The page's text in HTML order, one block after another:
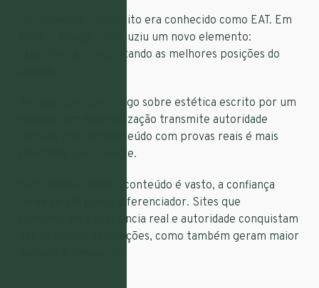
Inicialmente, o conceito era conhecido como EAT. Em
2022, o Google introduziu um novo elemento:
experiência, conquistando as melhores posições do
Por exemplo, um artigo sobre estética escrito por um
médico com especialização transmite autoridade
técnica, mas um conteúdo com provas reais é mais
valorizado pelo Google.
Num cenário onde o conteúdo é vasto, a confiança
torna-se um ponto diferenciador. Sites que
demonstram experiência real e autoridade conquistam
não só melhores posições, como também geram maior